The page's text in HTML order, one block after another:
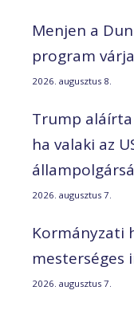
Menjen a
program várja
2026. augusztus 8.
Trump
ha valaki az
2026. augusztus 7.
Kormányzati
mesterséges
2026. augusztus 7.